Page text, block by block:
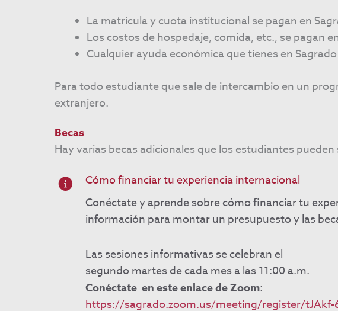
La matrícula y cuota institucional se pagan en
Los costos de hospedaje, comida, etc., se pagan
Cualquier ayuda económica que tienes en
Para todo estudiante que sale de intercambio en un
extranjero.
Becas
Hay varias becas adicionales que los estudiantes
Cómo financiar tu experiencia internacional
Conéctate y aprende sobre cómo financiar tu
información para montar un presupuesto y las
Las sesiones informativas se celebran el
segundo martes de cada mes a las 11:00 a.m.
Conéctate en este enlace de Zoom:
https://sagrado.zoom.us/meeting/register/tJAkf-